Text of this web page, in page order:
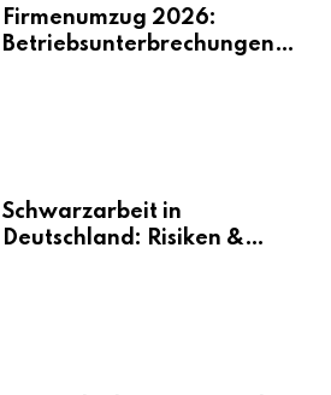
Firmenumzug 2026:
Betriebsunterbrechungen
Schwarzarbeit in
Deutschland: Risiken &